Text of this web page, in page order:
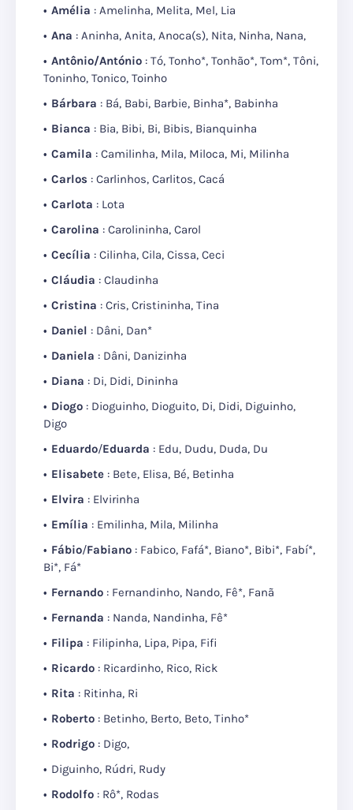
Amélia : Amelinha, Melita, Mel, Lia
Ana : Aninha, Anita, Anoca(s), Nita, Ninha, Nana,
Antônio/António : Tó, Tonho*, Tonhão*, Tom*, Tôni,
Toninho, Tonico, Toinho
Bárbara : Bá, Babi, Barbie, Binha*, Babinha
Bianca : Bia, Bibi, Bi, Bibis, Bianquinha
Camila : Camilinha, Mila, Miloca, Mi, Milinha
Carlos : Carlinhos, Carlitos, Cacá
Carlota : Lota
Carolina : Carolininha, Carol
Cecília : Cilinha, Cila, Cissa, Ceci
Cláudia : Claudinha
Cristina : Cris, Cristininha, Tina
Daniel : Dâni, Dan*
Daniela : Dâni, Danizinha
Diana : Di, Didi, Dininha
Diogo : Dioguinho, Dioguito, Di, Didi, Diguinho,
Digo
Eduardo/Eduarda : Edu, Dudu, Duda, Du
Elisabete : Bete, Elisa, Bé, Betinha
Elvira : Elvirinha
Emília : Emilinha, Mila, Milinha
Fábio/Fabiano : Fabico, Fafá*, Biano*, Bibi*, Fabí*,
Bi*, Fá*
Fernando : Fernandinho, Nando, Fê*, Fanã
Fernanda : Nanda, Nandinha, Fê*
Filipa : Filipinha, Lipa, Pipa, Fifi
Ricardo : Ricardinho, Rico, Rick
Rita : Ritinha, Ri
Roberto : Betinho, Berto, Beto, Tinho*
Rodrigo : Digo,
Diguinho, Rúdri, Rudy
Rodolfo : Rô*, Rodas